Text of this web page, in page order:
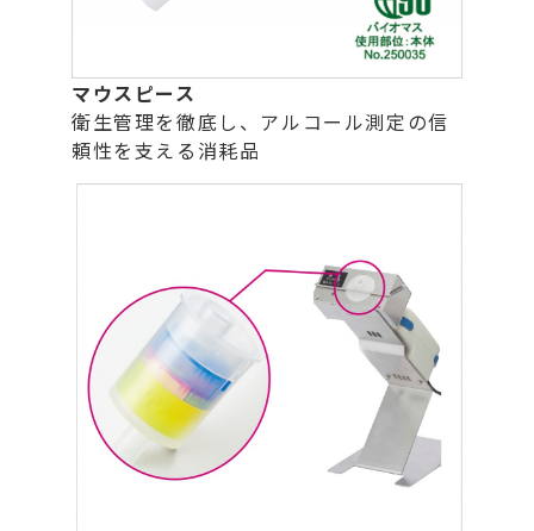
マウスピース
衛生管理を徹底し、アルコール測定の信
頼性を支える消耗品